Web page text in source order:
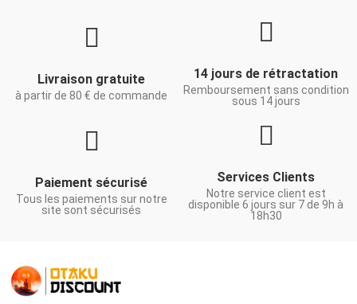
Livraison gratuite
à partir de 80 € de commande
14 jours de rétractation
Remboursement sans condition
sous 14 jours
Paiement sécurisé
Tous les paiements sur notre
site sont sécurisés
Services Clients
Notre service client est
disponible 6 jours sur 7 de 9h à
18h30